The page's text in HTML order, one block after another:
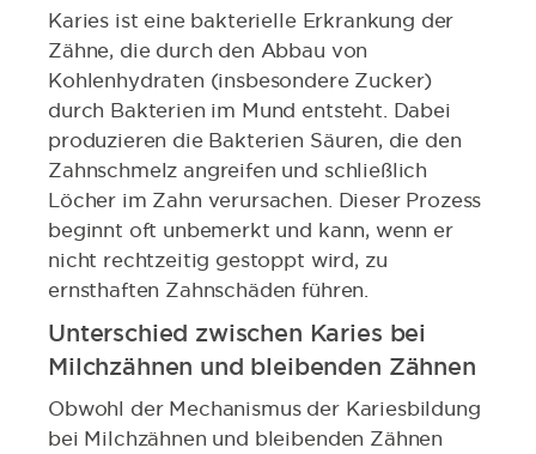
Karies ist eine bakterielle Erkrankung der
Zähne, die durch den Abbau von
Kohlenhydraten (insbesondere Zucker)
durch Bakterien im Mund entsteht. Dabei
produzieren die Bakterien Säuren, die den
Zahnschmelz angreifen und schließlich
Löcher im Zahn verursachen. Dieser Prozess
beginnt oft unbemerkt und kann, wenn er
nicht rechtzeitig gestoppt wird, zu
ernsthaften Zahnschäden führen.
Unterschied zwischen Karies bei
Milchzähnen und bleibenden Zähnen
Obwohl der Mechanismus der Kariesbildung
bei Milchzähnen und bleibenden Zähnen